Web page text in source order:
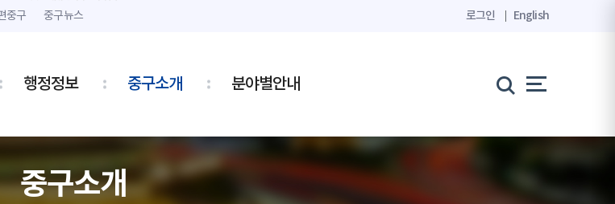
중구 중구뉴스 로그인 English
행정정보 중구소개 분야별안내
중구소개